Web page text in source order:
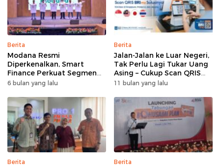
Berita
Modana Resmi
Diperkenalkan, Smart
Finance Perkuat Segmen
Pembiayaan Multiguna
6 bulan yang lalu
Berita
Jalan-Jalan ke Luar Negeri,
Tak Perlu Lagi Tukar Uang
Asing – Cukup Scan QRIS
Pakai BRImo
11 bulan yang lalu
Berita Berita